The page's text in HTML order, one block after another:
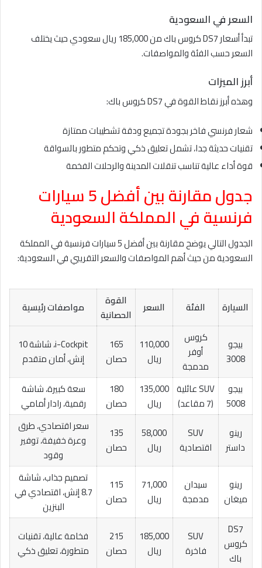
السعر في السعودية
تبدأ أسعار DS7 كروس باك من 185,000 ريال سعودي حيث يختلف
السعر حسب الفئة والمواصفات.
أبرز الميزات
وهذه أبرز نقاط القوة في DS7 كروس باك:
شعار فرنسي فاخر بجودة تجميع ودقة تشطيبات ممتازة
تقنيات حديثة جدا، تشمل تعليق ذكي وتحكم متطور بالسواقة
قوة أداء عالية تناسب تنقلات المدينة والرحلات الفخمة
جدول مقارنة بين أفضل 5 سيارات
فرنسية في المملكة السعودية
الجدول التالي يوضح مقارنة بين أفضل 5 سيارات فرنسية في المملكة
السعودية من حيث أهم المواصفات والسعر التقريبي في السعودية:
السيارة الفئة السعر
القوة
الحصانية
مواصفات رئيسية
بيجو
3008
كروس
أوفر
مدمجة
110,000
ريال
165
حصان
i-Cockpit، شاشة 10
إنش، أمان متقدم
بيجو
5008
SUV عائلية
(7 مقاعد)
135,000
ريال
180
حصان
سعة كبيرة، شاشة
رقمية، رادار أمامي
رينو
داستر
SUV
اقتصادية
58,000
ريال
135
حصان
سعر اقتصادي، طرق
وعرة خفيفة، توفير
وقود
رينو
ميغان
سيدان
مدمجة
71,000
ريال
115
حصان
تصميم جذاب، شاشة
8.7 إنش، اقتصادي في
البنزين
DS7
كروس
باك
SUV
فاخرة
185,000
ريال
215
حصان
فخامة عالية، تقنيات
متطورة، تعليق ذكي